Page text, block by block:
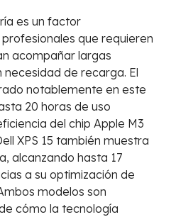
es un factor
que requieren
acompañar largas
de recarga. El
notablemente en este
20 horas de uso
del chip Apple M3
XPS 15 también muestra
alcanzando hasta 17
a su optimización de
modelos son
cómo la tecnología